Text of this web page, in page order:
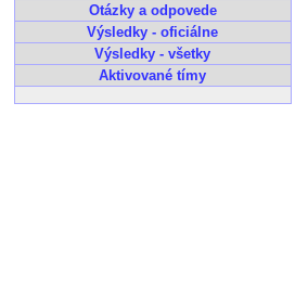
Otázky a odpovede
Výsledky - oficiálne
Výsledky - všetky
Aktivované tímy